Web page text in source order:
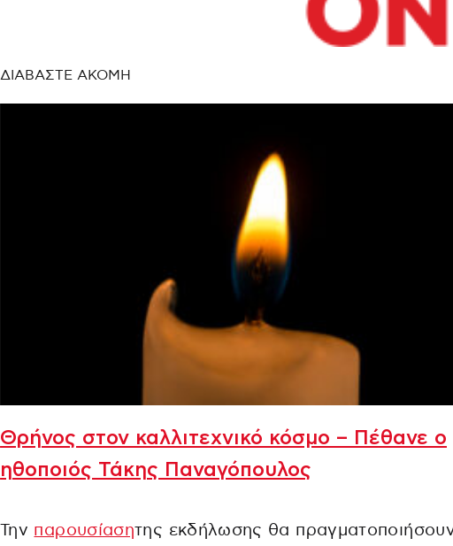
ΔΙΑΒΑΣΤΕ ΑΚΟΜΗ
Θρήνος στον καλλιτεχνικό κόσμο – Πέθανε ο
ηθοποιός Τάκης Παναγόπουλος
Την παρουσίασητης εκδήλωσης θα